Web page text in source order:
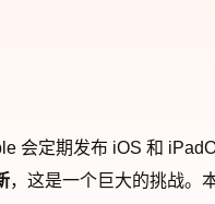
会定期发布 iOS 和
，这是一个巨大的挑战。